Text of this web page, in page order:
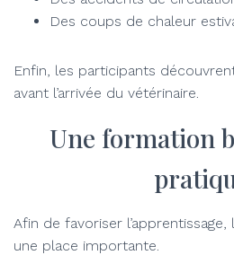
Des coups de chaleur
Enfin, les participants
avant l’arrivée du vétérinaire.
Une formation
Afin de favoriser
une place importante.